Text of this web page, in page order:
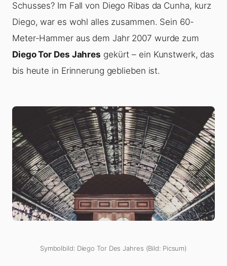
Schusses? Im Fall von Diego Ribas da Cunha, kurz
Diego, war es wohl alles zusammen. Sein 60-
Meter-Hammer aus dem Jahr 2007 wurde zum
Diego Tor Des Jahres gekürt – ein Kunstwerk, das
bis heute in Erinnerung geblieben ist.
Symbolbild: Diego Tor Des Jahres (Bild: Picsum)